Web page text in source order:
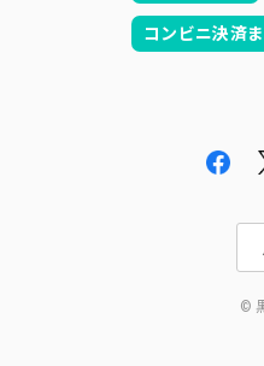
コンビニ決済
©